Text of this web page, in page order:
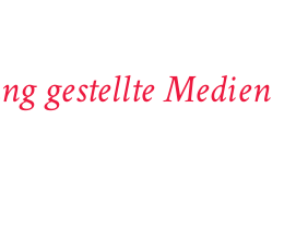
gestellte Medien